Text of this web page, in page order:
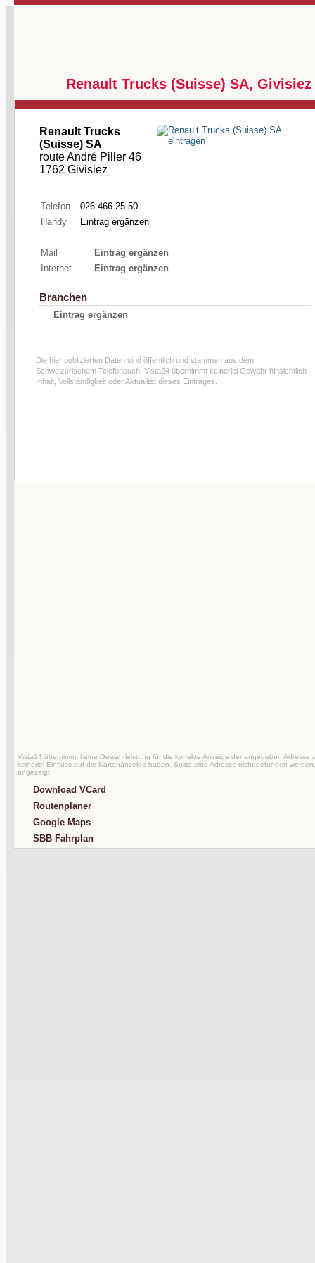
Renault Trucks (Suisse) SA, Givisiez
Renault Trucks
(Suisse) SA
route André Piller 46
1762 Givisiez
Telefon
026 466 25 50
Handy
Eintrag ergänzen
Mail
Eintrag ergänzen
Internet
Eintrag ergänzen
Branchen
Eintrag ergänzen
Die hier publizierten Daten sind öffentlich und stammen aus dem
Schweizerischem Telefonbuch. Vista24 übernimmt keinerlei Gewähr hinsichtlich
Inhalt, Vollständigkeit oder Aktualität dieses Eintrages.
Vista24 übernimmt keine Gewährleistung für die korrekte Anzeige der angegeben Adresse
keinerlei Einfluss auf die Kartenanzeige haben. Sollte eine Adresse nicht gefunden
angezeigt.
Download VCard
Routenplaner
Google Maps
SBB Fahrplan